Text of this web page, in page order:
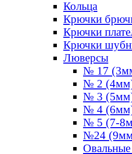
Кольца
Крючки
Крючки
Крючки
Люверсы
№ 17
№ 2
№ 3
№ 4
№ 5 (7-
№24